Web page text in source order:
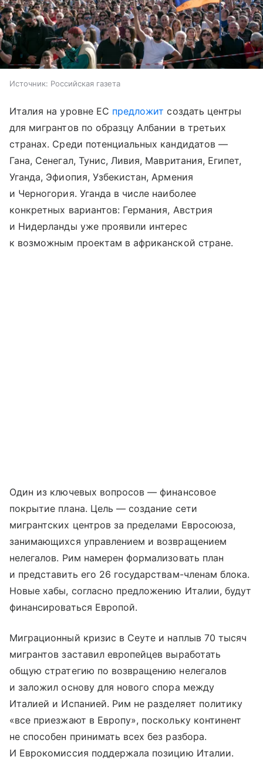
Источник: Российская газета
Италия на уровне ЕС предложит создать центры
для мигрантов по образцу Албании в третьих
странах. Среди потенциальных кандидатов —
Гана, Сенегал, Тунис, Ливия, Мавритания, Египет,
Уганда, Эфиопия, Узбекистан, Армения
и Черногория. Уганда в числе наиболее
конкретных вариантов: Германия, Австрия
и Нидерланды уже проявили интерес
к возможным проектам в африканской стране.
Один из ключевых вопросов — финансовое
покрытие плана. Цель — создание сети
мигрантских центров за пределами Евросоюза,
занимающихся управлением и возвращением
нелегалов. Рим намерен формализовать план
и представить его 26 государствам-членам блока.
Новые хабы, согласно предложению Италии, будут
финансироваться Европой.
Миграционный кризис в Сеуте и наплыв 70 тысяч
мигрантов заставил европейцев выработать
общую стратегию по возвращению нелегалов
и заложил основу для нового спора между
Италией и Испанией. Рим не разделяет политику
«все приезжают в Европу», поскольку континент
не способен принимать всех без разбора.
И Еврокомиссия поддержала позицию Италии.